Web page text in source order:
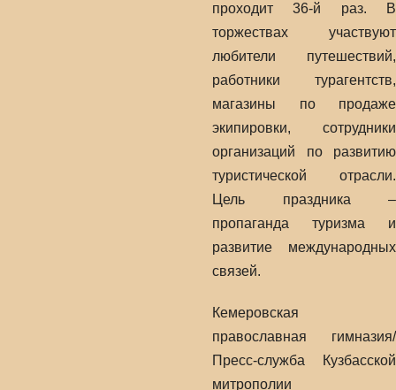
проходит 36-й раз. В
торжествах участвуют
любители путешествий,
работники турагентств,
магазины по продаже
экипировки, сотрудники
организаций по развитию
туристической отрасли.
Цель праздника –
пропаганда туризма и
развитие международных
связей.
Кемеровская
православная гимназия/
Пресс-служба Кузбасской
митрополии